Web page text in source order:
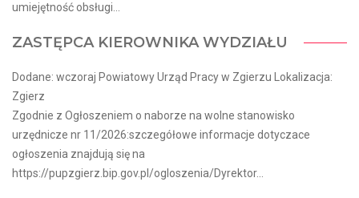
umiejętność obsługi...
ZASTĘPCA KIEROWNIKA WYDZIAŁU
Dodane: wczoraj Powiatowy Urząd Pracy w Zgierzu Lokalizacja:
Zgierz
Zgodnie z Ogłoszeniem o naborze na wolne stanowisko
urzędnicze nr 11/2026:szczegółowe informacje dotyczace
ogłoszenia znajdują się na
https://pupzgierz.bip.gov.pl/ogloszenia/Dyrektor...